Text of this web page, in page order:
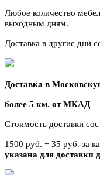
Любое количество
выходным дням.
Доставка в другие дни
Доставка в
более 5 км. от МКАД
Стоимость доставки
1500 руб. + 35 руб. за
указана для доставки